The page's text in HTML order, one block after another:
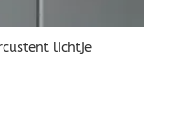
lichtje